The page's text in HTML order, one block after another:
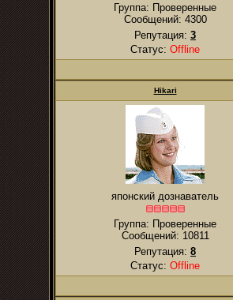
Группа: Проверенные
Сообщений: 4300
Репутация: 3
Статус: Offline
Hikari
японский дознаватель
Группа: Проверенные
Сообщений: 10811
Репутация: 8
Статус: Offline